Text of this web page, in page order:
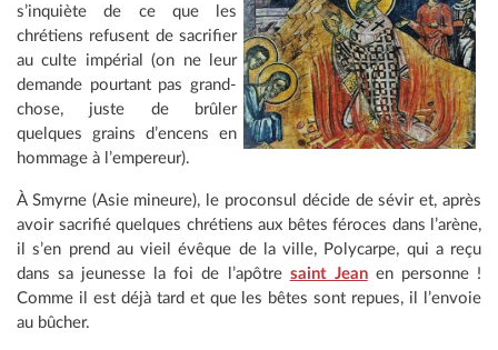
s’inquiète de ce que les
chrétiens refusent de sacrifier
au culte impérial (on ne leur
demande pourtant pas grand-
chose, juste de brûler
quelques grains d’encens en
hommage à l’empereur).
À Smyrne (Asie mineure), le proconsul décide de sévir et, après
avoir sacrifié quelques chrétiens aux bêtes féroces dans l’arène,
il s’en prend au vieil évêque de la ville, Polycarpe, qui a reçu
dans sa jeunesse la foi de l’apôtre saint Jeanen personne !
Comme il est déjà tard et que les bêtes sont repues, il l’envoie
au bûcher.